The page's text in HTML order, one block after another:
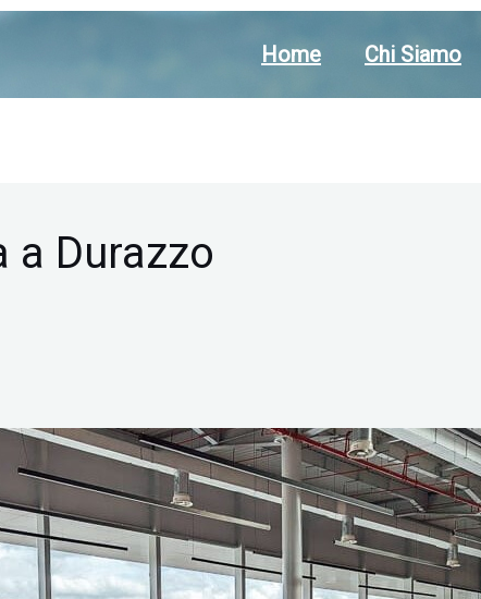
Home Chi Siamo
a Durazzo